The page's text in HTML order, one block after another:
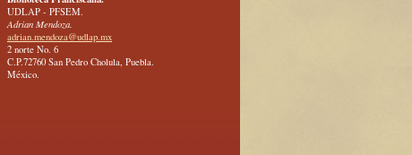
UDLAP - PFSEM.
Adrian Mendoza.
adrian.mendoza@udlap.mx
2 norte No. 6
C.P.72760 San Pedro Cholula, Puebla.
México.